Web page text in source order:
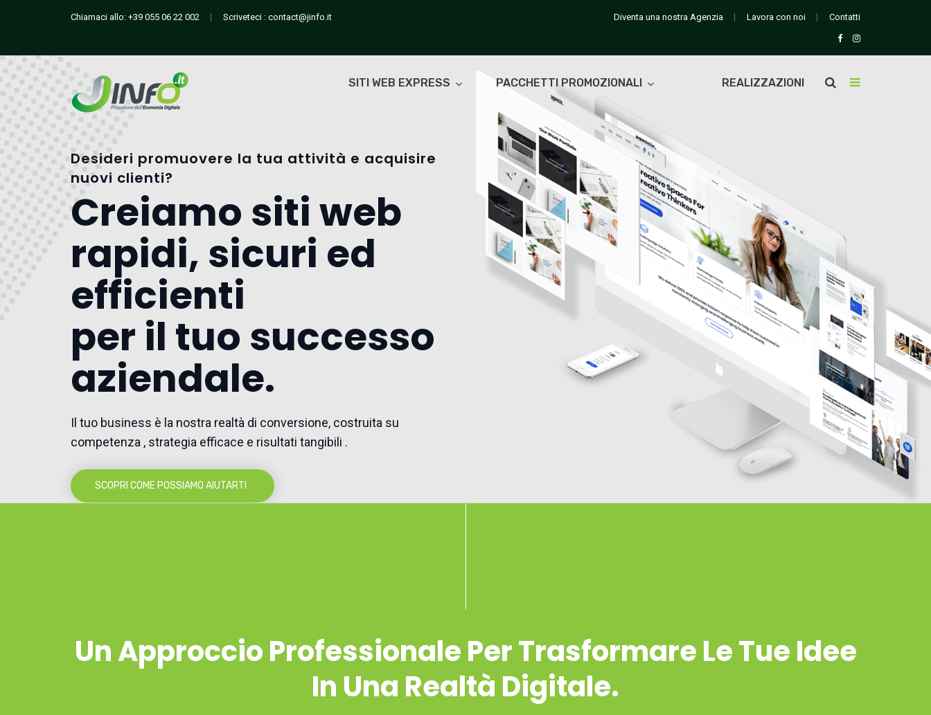
Chiamaci allo: +39 055 06 22 002 Scriveteci : contact@jinfo.it Diventa una nostra Agenzia Lavora con noi Contatti
SITI WEB EXPRESS PACCHETTI PROMOZIONALI REALIZZAZIONI
Desideri promuovere la tua attività e acquisire
nuovi clienti?
Creiamo siti web
rapidi, sicuri ed
efficienti
per il tuo successo
aziendale.
Il tuo business è la nostra realtà di conversione, costruita su
competenza , strategia efficace e risultati tangibili .
SCOPRI COME POSSIAMO AIUTARTI
Un Approccio Professionale Per Trasformare Le Tue Idee
In Una Realtà Digitale.